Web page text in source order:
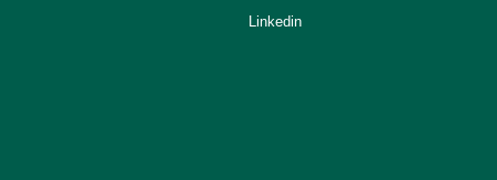
Linkedin